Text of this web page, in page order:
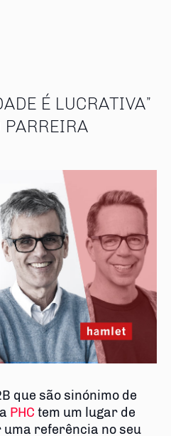
É LUCRATIVA”
que são sinónimo de
PHC tem um lugar de
uma referência no seu